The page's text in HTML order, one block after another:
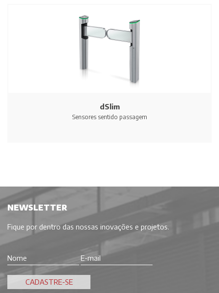
dSlim
Sensores sentido passagem
NEWSLETTER
Fique por dentro das nossas inovações e projetos.